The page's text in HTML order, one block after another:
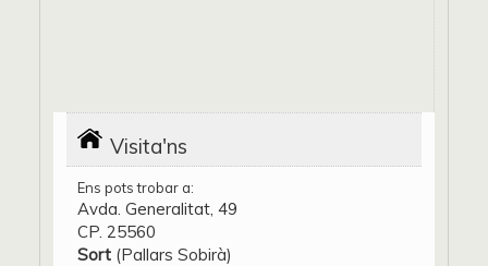
Visita'ns
Ens pots trobar a:
Avda. Generalitat, 49
CP. 25560
Sort (Pallars Sobirà)